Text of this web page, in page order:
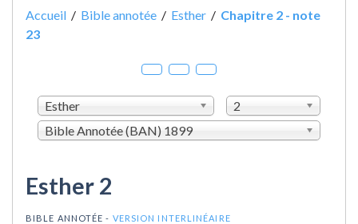
Accueil / Bible annotée / Esther / Chapitre 2 - note
23
Esther
2
Bible Annotée (BAN) 1899
Esther 2
BIBLE ANNOTÉE - VERSION INTERLINÉAIRE